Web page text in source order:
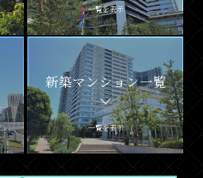
一覧を表示
新築マンション一覧
一覧を表示